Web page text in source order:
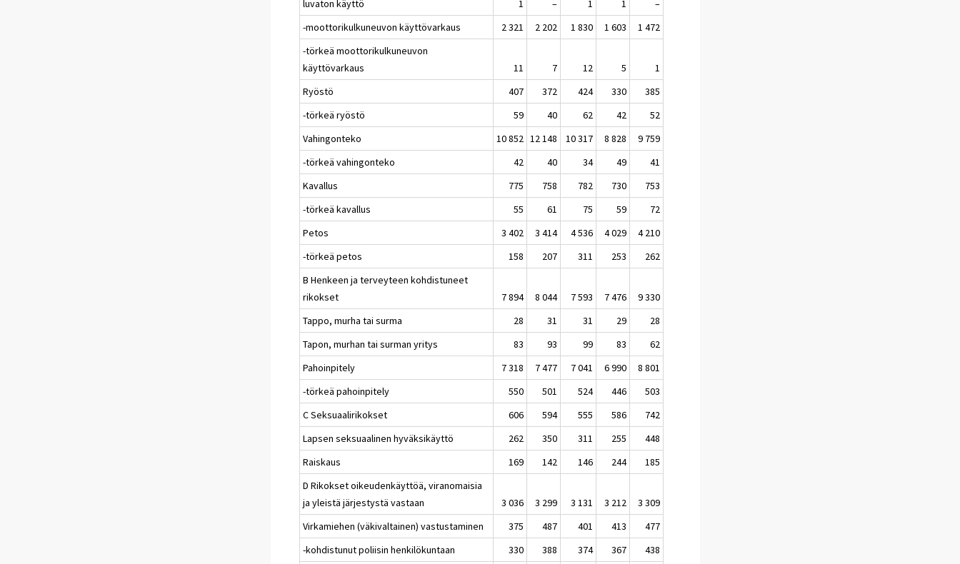
luvaton käyttö
1 – 1 1
–
-moottorikulkuneuvon käyttövarkaus
2 321 2 202 1 830 1 603
1 472
-törkeä moottorikulkuneuvon
käyttövarkaus
11 7 12 5
1
Ryöstö
407 372 424 330
385
-törkeä ryöstö
59 40 62 42
52
Vahingonteko
10 852 12 148 10 317 8 828
9 759
-törkeä vahingonteko
42 40 34 49
41
Kavallus
775 758 782 730
753
-törkeä kavallus
55 61 75 59
72
Petos
3 402 3 414 4 536 4 029
4 210
-törkeä petos
158 207 311 253
262
B Henkeen ja terveyteen kohdistuneet
rikokset
7 894 8 044 7 593 7 476
9 330
Tappo, murha tai surma
28 31 31 29
28
Tapon, murhan tai surman yritys
83 93 99 83
62
Pahoinpitely
7 318 7 477 7 041 6 990
8 801
-törkeä pahoinpitely
550 501 524 446
503
C Seksuaalirikokset
606 594 555 586
742
Lapsen seksuaalinen hyväksikäyttö
262 350 311 255
448
Raiskaus
169 142 146 244
185
D Rikokset oikeudenkäyttöä, viranomaisia
ja yleistä järjestystä vastaan
3 036 3 299 3 131 3 212
3 309
Virkamiehen (väkivaltainen) vastustaminen
375 487 401 413
477
-kohdistunut poliisin henkilökuntaan
330 388 374 367
438